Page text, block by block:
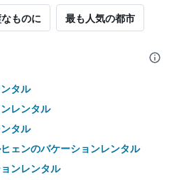
ものに 最も人気の都市
タル
レンタル
タル
ェンのバケーションレンタル
ンレンタル